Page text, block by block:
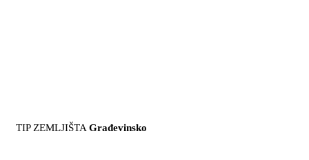
TIP ZEMLJIŠTA Građevinsko